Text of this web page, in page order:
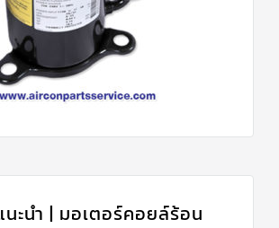
ะนำ | มอเตอร์คอยล์ร้อน